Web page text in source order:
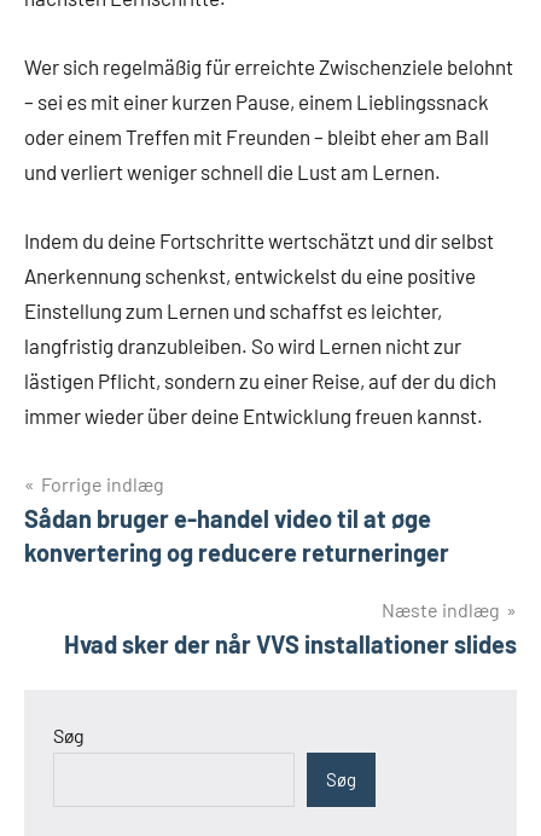
Wer sich regelmäßig für erreichte Zwischenziele belohnt
– sei es mit einer kurzen Pause, einem Lieblingssnack
oder einem Treffen mit Freunden – bleibt eher am Ball
und verliert weniger schnell die Lust am Lernen.
Indem du deine Fortschritte wertschätzt und dir selbst
Anerkennung schenkst, entwickelst du eine positive
Einstellung zum Lernen und schaffst es leichter,
langfristig dranzubleiben. So wird Lernen nicht zur
lästigen Pflicht, sondern zu einer Reise, auf der du dich
immer wieder über deine Entwicklung freuen kannst.
Indlægsnavigation
Forrige indlæg
Sådan bruger e-handel video til at øge
konvertering og reducere returneringer
Næste indlæg
Hvad sker der når VVS installationer slides
Søg
Søg